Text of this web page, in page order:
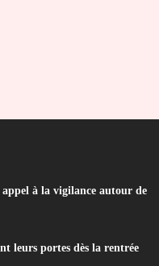
appel à la vigilance autour de
leurs portes dès la rentrée